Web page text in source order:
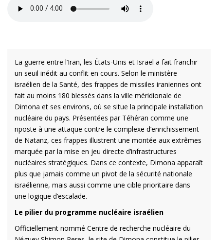
La guerre entre l’Iran, les États-Unis et Israël a fait franchir
un seuil inédit au conflit en cours. Selon le ministère
israélien de la Santé, des frappes de missiles iraniennes ont
fait au moins 180 blessés dans la ville méridionale de
Dimona et ses environs, où se situe la principale installation
nucléaire du pays. Présentées par Téhéran comme une
riposte à une attaque contre le complexe d’enrichissement
de Natanz, ces frappes illustrent une montée aux extrêmes
marquée par la mise en jeu directe d’infrastructures
nucléaires stratégiques. Dans ce contexte, Dimona apparaît
plus que jamais comme un pivot de la sécurité nationale
israélienne, mais aussi comme une cible prioritaire dans
une logique d’escalade.
Le pilier du programme nucléaire israélien
Officiellement nommé Centre de recherche nucléaire du